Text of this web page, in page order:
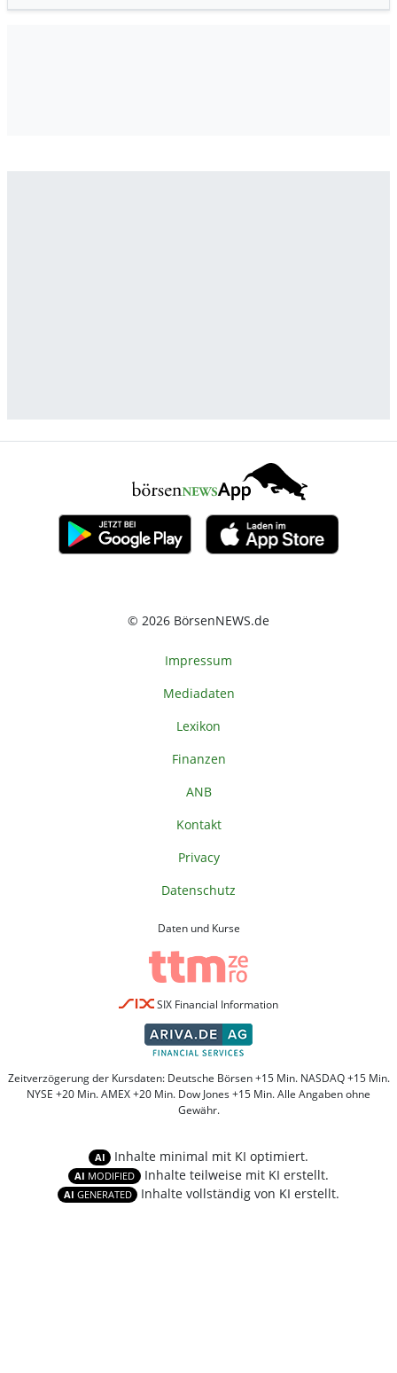
© 2026 BörsenNEWS.de
Impressum
Mediadaten
Lexikon
Finanzen
ANB
Kontakt
Privacy
Datenschutz
Daten und Kurse
SIX Financial Information
Zeitverzögerung der Kursdaten: Deutsche Börsen +15 Min. NASDAQ +15 Min.
NYSE +20 Min. AMEX +20 Min. Dow Jones +15 Min. Alle Angaben ohne
Gewähr.
AI Inhalte minimal mit KI optimiert.
AI MODIFIED Inhalte teilweise mit KI erstellt.
AI GENERATED Inhalte vollständig von KI erstellt.